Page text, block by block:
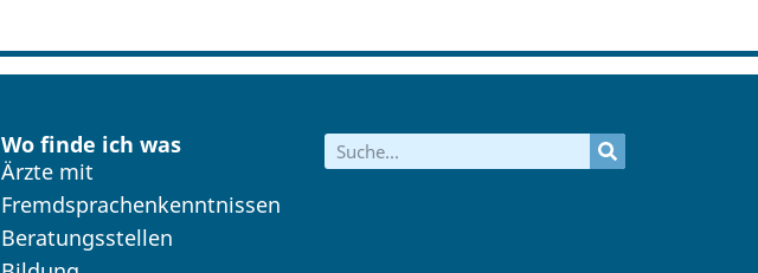
Wo finde ich was
Ärzte mit
Fremdsprachenkenntnissen
Beratungsstellen